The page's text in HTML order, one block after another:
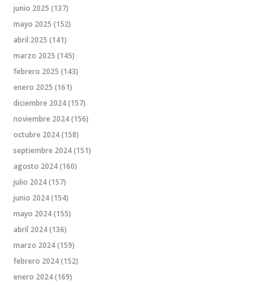
junio 2025 (137)
mayo 2025 (152)
abril 2025 (141)
marzo 2025 (145)
febrero 2025 (143)
enero 2025 (161)
diciembre 2024(157)
noviembre 2024(156)
octubre 2024(158)
septiembre 2024(151)
agosto 2024(160)
julio 2024(157)
junio 2024(154)
mayo 2024(155)
abril 2024(136)
marzo 2024(159)
febrero 2024(152)
enero 2024(169)